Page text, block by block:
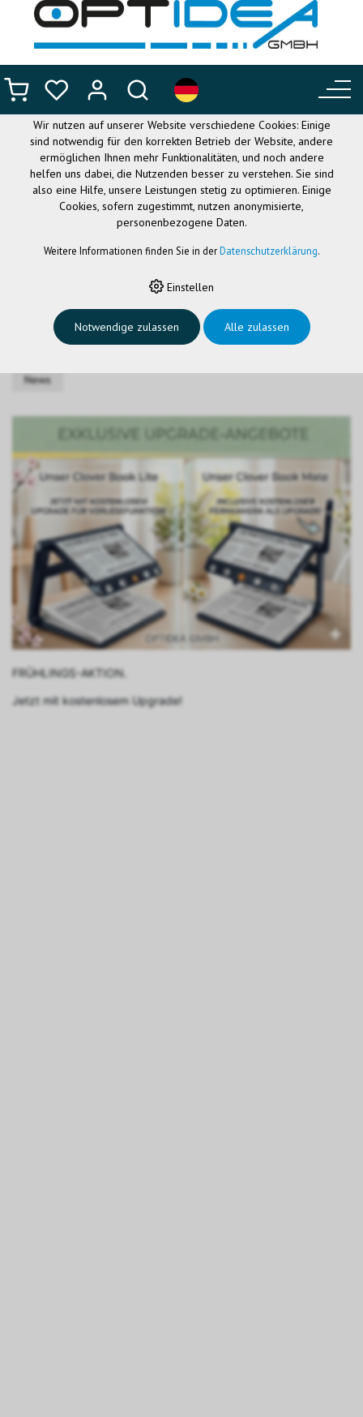
› NEWS › CLOVER BOOK
Clover Book
19.05.2026
News
FRÜHLINGS-AKTION.
Jetzt mit kostenlosem Upgrade!
DIESE WEBSITE VERWENDET
COOKIES
Wir nutzen auf unserer Website verschiedene Cookies: Einige
sind notwendig für den korrekten Betrieb der Website, andere
ermöglichen Ihnen mehr Funktionalitäten, und noch andere
helfen uns dabei, die Nutzenden besser zu verstehen. Sie sind
also eine Hilfe, unsere Leistungen stetig zu optimieren. Einige
Cookies, sofern zugestimmt, nutzen anonymisierte,
personenbezogene Daten.
Weitere Informationen finden Sie in derDatenschutzerklärung.
Einstellen
Notwendige zulassen Alle zulassen